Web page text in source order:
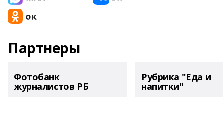
Партнеры
Фотобанк
журналистов РБ
Рубрика "Еда и
напитки"